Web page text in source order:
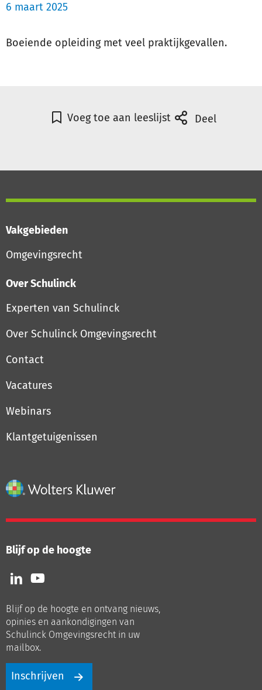
Registreren
6 maart 2025
Boeiende opleiding met veel praktijkgevallen.
Voeg toe aan leeslijst Deel
Vakgebieden
Omgevingsrecht
Over Schulinck
Experten van Schulinck
Over Schulinck Omgevingsrecht
Contact
Vacatures
Webinars
Klantgetuigenissen
Blijf op de hoogte
Volg
ons
LinkedIn
Volg
ons
Youtube
Blijf op de hoogte en ontvang nieuws,
opinies en aankondigingen van
Schulinck Omgevingsrecht in uw
mailbox.
Inschrijven